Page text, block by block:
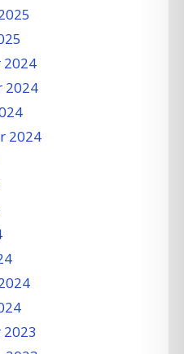
2024
2024
2024
2023